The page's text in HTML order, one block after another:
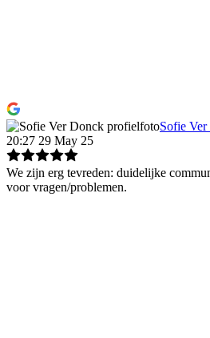
Sofie
20:27 29 May 25
We zijn erg tevreden: duidelijke
voor vragen/problemen.